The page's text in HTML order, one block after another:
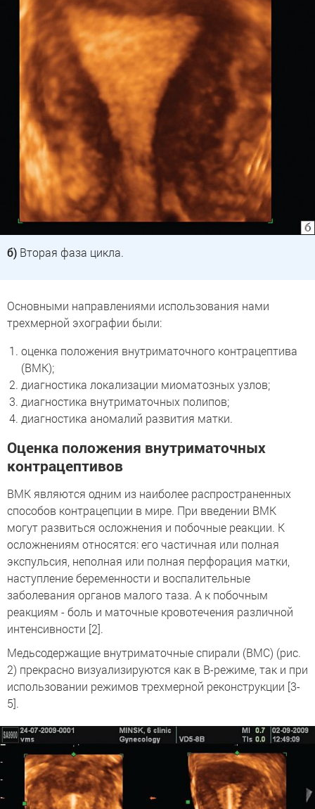
б) Вторая фаза цикла.
Основными направлениями использования нами
трехмерной эхографии были:
оценка положения внутриматочного контрацептива
(ВМК);
диагностика локализации миоматозных узлов;
диагностика внутриматочных полипов;
диагностика аномалий развития матки.
Оценка положения внутриматочных
контрацептивов
ВМК являются одним из наиболее распространенных
способов контрацепции в мире. При введении ВМК
могут развиться осложнения и побочные реакции. К
осложнениям относятся: его частичная или полная
экспульсия, неполная или полная перфорация матки,
наступление беременности и воспалительные
заболевания органов малого таза. А к побочным
реакциям - боль и маточные кровотечения различной
интенсивности [2].
Медьсодержащие внутриматочные спирали (ВМС) (рис.
2) прекрасно визуализируются как в В-режиме, так и при
использовании режимов трехмерной реконструкции [3-
5].